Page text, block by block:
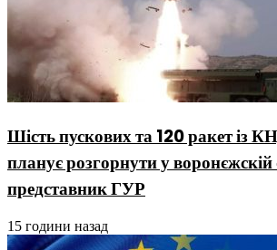
Шість пускових та 120 ракет із
планує розгорнути у
представник ГУР
15 години назад